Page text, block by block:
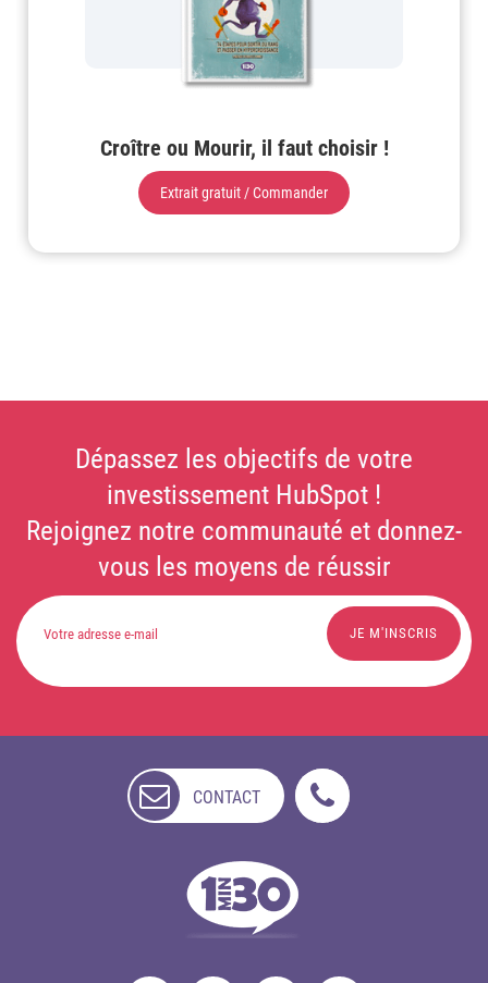
Croître ou Mourir, il faut choisir !
Extrait gratuit / Commander
Dépassez les objectifs de votre
investissement HubSpot !
Rejoignez notre communauté et donnez-
vous les moyens de réussir
CONTACT
DISPONIBLE